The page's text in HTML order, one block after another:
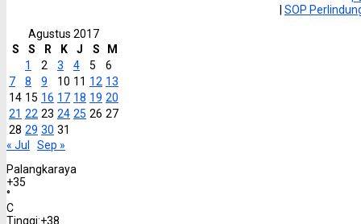
SOP
Agustus 2017
S
S R K J S
M
1
2 3 4 5
6
7
8 9 10 11 12 13
14 15 16 17 18 19 20
21 22 23 24 25 26 27
28 29 30 31
« Jul
Sep »
Palangkaraya
+35
°
C
Tinggi:+38